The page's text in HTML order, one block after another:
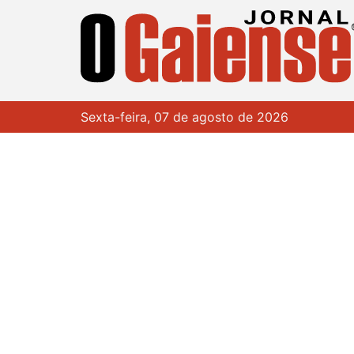
Sexta-feira, 07 de agosto de 2026